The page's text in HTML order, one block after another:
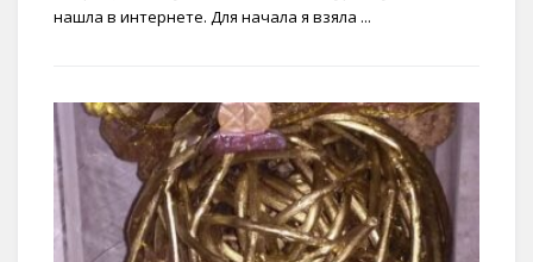
нашла в интернете. Для начала я взяла ...